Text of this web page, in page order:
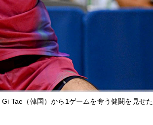
Tae（韓国）から1ゲームを奪う健闘を見せた